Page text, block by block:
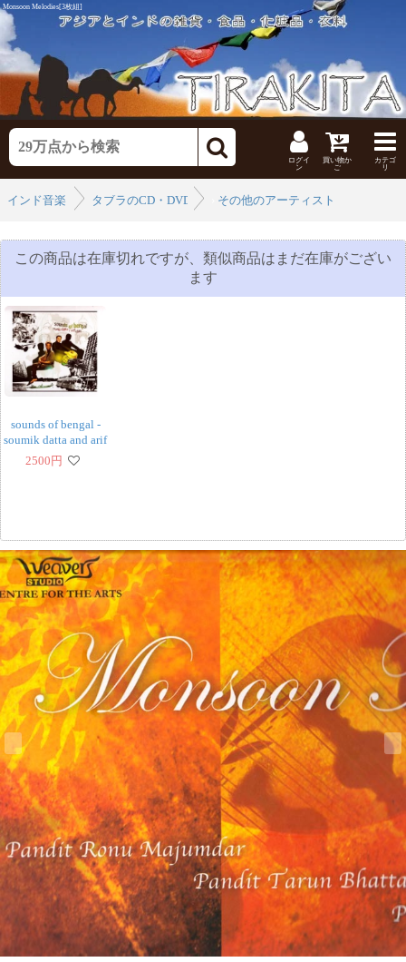
Monsoon Melodies[3枚組]
ログイ
ン
買い物か
ご
カテゴ
リ
インド音楽
タブラのCD・DVD その他のアーティスト
この商品は在庫切れですが、類似商品はまだ在庫がござい
ます
sounds of bengal -
soumik datta and arif
khan[CD]
2500 円
›